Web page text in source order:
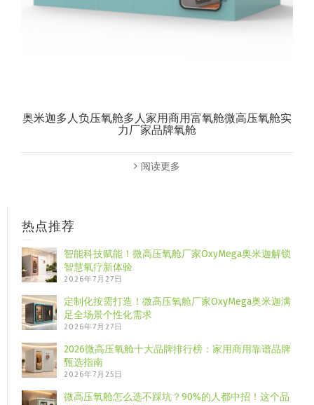
奥米迦多人负压氧舱多人家用商用富氧舱微高压氧舱实
力厂家品牌氧舱
阅读更多
热点推荐
智能科技赋能！微高压氧舱厂家OxyMega奥米迦解锁
智慧氧疗新体验
2026年7月27日
定制化按需打造！微高压氧舱厂家OxyMega奥米迦满
足全场景个性化需求
2026年7月27日
2026微高压氧舱十大品牌排行榜：家用商用靠谱品牌
甄选指南
2026年7月25日
微高压氧舱怎么选不踩坑？90%的人都中招！这个品